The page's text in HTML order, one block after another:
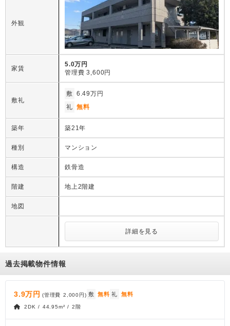
外観
家賃
5.0万円
管理費 3,600円
敷礼
敷 6.49万円
礼 無料
築年 築21年
種別 マンション
構造 鉄骨造
階建 地上2階建
地図
詳細を見る
過去掲載物件情報
3.9万円 (管理費 2,000円) 敷 無料 礼 無料
2DK / 44.95m² / 2階